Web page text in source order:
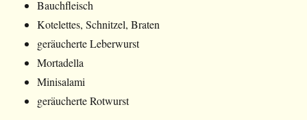
Bauchfleisch
Kotelettes, Schnitzel, Braten
geräucherte Leberwurst
Mortadella
Minisalami
geräucherte Rotwurst